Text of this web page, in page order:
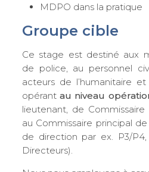
MDPO dans la pratique
Groupe cible
Ce stage est destiné aux
de police, au personnel
acteurs de l’humanitaire
opérantau niveau
lieutenant, de
au Commissaire principal
de direction par ex. P3/
Directeurs).